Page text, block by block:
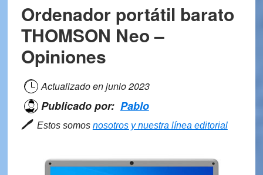
X1
Carbon
Gen
9
Opiniones
Ordenador portátil barato
THOMSON Neo –
Opiniones
Actualizado enjunio 2023
Publicado por: Pablo
🖊 Estos somos nosotros y nuestra línea editorial